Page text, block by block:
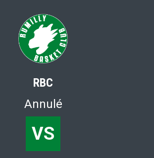
RBC
Annulé
VS